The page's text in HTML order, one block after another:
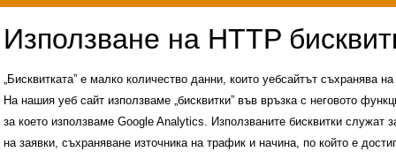
„Бисквитката” е малко количество данни, които уебсайтът съхранява
На нашия уеб сайт използваме „бисквитки” във връзка с неговото
за което използваме Google Analytics. Използваните бисквитки служат
на заявки, съхраняване източника на трафик и начина, по който е